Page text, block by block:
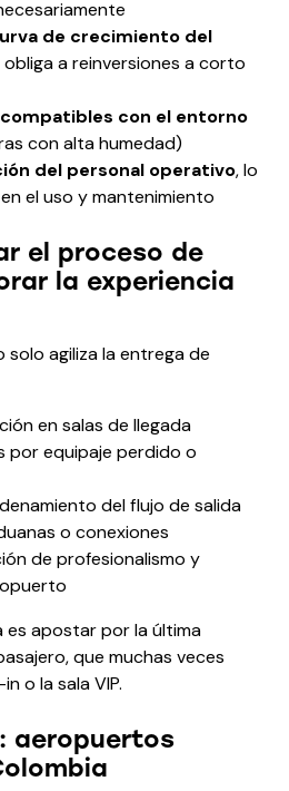
de crecimiento del
obliga a reinversiones a corto
con el entorno
con alta humedad)
del personal operativo, lo
el uso y mantenimiento
el proceso de
la experiencia
solo agiliza la entrega de
en salas de llegada
por equipaje perdido o
del flujo de salida
o conexiones
de profesionalismo y
es apostar por la última
que muchas veces
o la sala VIP.
aeropuertos